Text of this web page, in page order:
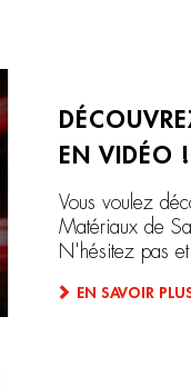
EN VIDÉO !
Vous voulez
Matériaux de
N'hésitez pas
EN SAVOIR